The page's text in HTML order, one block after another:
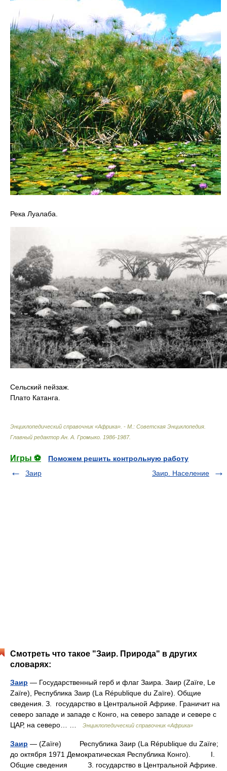
Река Луалаба.
Сельский пейзаж.
Плато Катанга.
Энциклопедический справочник «Африка». - М.: Советская Энциклопедия.
Главный редактор Ан. А. Громыко. 1986-1987.
Игры ⚽
Поможем решить контрольную работу
Заир
Заир. Население
Смотреть что такое "Заир. Природа" в других
словарях:
Заир — Государственный герб и флаг Заира. Заир (Zaïre, Le
Zaïre), Республика Заир (La République du Zaïre). Общие
сведения. З. государство в Центральной Африке. Граничит на
северо западе и западе с Конго, на северо западе и севере с
ЦАР, на северо… …
Энциклопедический справочник «Африка»
Заир — (Zaїre) Республика 3аир (La République du Zaїre;
до октября 1971 Демократическая Республика Конго). I.
Общие сведения З. государство в Центральной Африке.